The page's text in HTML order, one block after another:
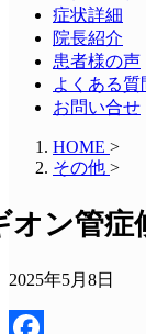
症状詳細
院長紹介
患者様の声
よくある質
お問い合せ
HOME >
その他 >
オン管
2025年5月8日